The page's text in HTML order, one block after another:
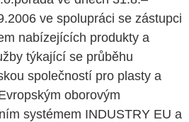
ve spolupráci se zástupci
nabízejících produkty a
týkající se průběhu
společností pro plasty a
oborovým
systémem INDUSTRY EU a